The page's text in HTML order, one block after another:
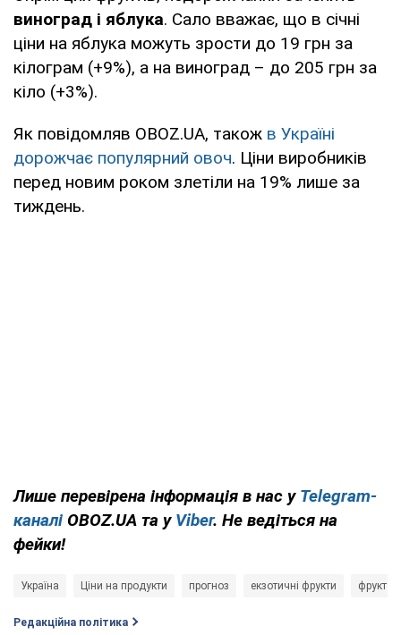
виноград і яблука. Сало вважає, що в січні
ціни на яблука можуть зрости до 19 грн за
кілограм (+9%), а на виноград – до 205 грн за
кіло (+3%).
Як повідомляв OBOZ.UA, також в Україні
дорожчає популярний овоч. Ціни виробників
перед новим роком злетіли на 19% лише за
тиждень.
Лише перевірена інформація в нас у Telegram-
каналі OBOZ.UA та у Viber. Не ведіться на
фейки!
Україна Ціни на продукти прогноз екзотичні фрукти фрукт
Редакційна політика